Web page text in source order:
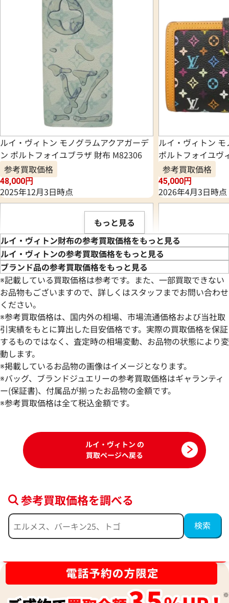
ルイ・ヴィトン モノグラムアクアガーデ
ン ポルトフォイユブラザ 財布 M82306
参考買取価格
48,000円
2025年12月3日時点
ルイ・ヴィトン
ポルトフォイユヴ
参考買取価格
45,000円
2026年4月3日時点
ルイ・ヴィトン ダミエ ポルトモネビエヴ
ィエノワ 財布 N61664
参考買取価格
42,000円
ルイ・ヴィトン
ポルトフォイユメ
参考買取価格
ルイ・ヴィトン モノグラム ポルトフォイ
ユパラスコンパクト 財布 M60140
ルイ・ヴィトン
ニ 財布 M81886
もっと見る
ルイ・ヴィトン財布の参考買取価格をもっと見る
ルイ・ヴィトンの参考買取価格をもっと見る
ブランド品の参考買取価格をもっと見る
※記載している買取価格は参考です。また、一部買取できない
お品物もございますので、詳しくはスタッフまでお問い合わせ
ください。
※参考買取価格は、国内外の相場、市場流通価格および当社取
引実績をもとに算出した目安価格です。実際の買取価格を保証
するものではなく、査定時の相場変動、お品物の状態により変
動します。
※掲載しているお品物の画像はイメージとなります。
※バッグ、ブランドジュエリーの参考買取価格はギャランティ
ー(保証書)、付属品が揃ったお品物の金額です。
※参考買取価格は全て税込金額です。
ルイ・ヴィトン の
買取ページへ戻る
参考買取価格を調べる